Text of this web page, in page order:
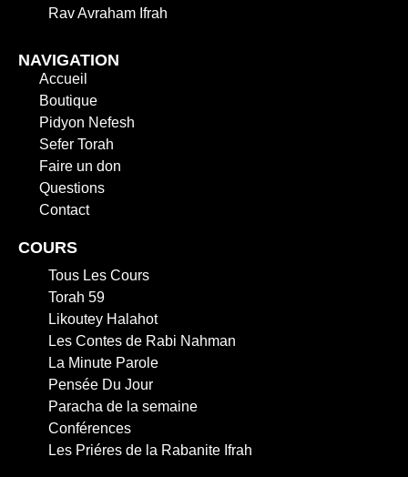
Rav Avraham Ifrah
NAVIGATION
Accueil
Boutique
Pidyon Nefesh
Sefer Torah
Faire un don
Questions
Contact
COURS
Tous Les Cours
Torah 59
Likoutey Halahot
Les Contes de Rabi Nahman
La Minute Parole
Pensée Du Jour
Paracha de la semaine
Conférences
Les Priéres de la Rabanite Ifrah